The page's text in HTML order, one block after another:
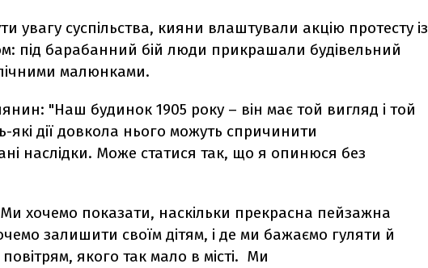
увагу суспільства, кияни влаштували акцію протесту із
під барабанний бій люди прикрашали будівельний
малюнками.
"Наш будинок 1905 року – він має той вигляд і той
які дії довкола нього можуть спричинити
наслідки. Може статися так, що я опинюся без
хочемо показати, наскільки прекрасна пейзажна
залишити своїм дітям, і де ми бажаємо гуляти й
якого так мало в місті. Ми